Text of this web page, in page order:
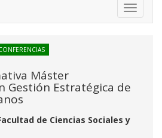
Toggle
Máster
Gestión Estratégica de
de Ciencias Sociales y